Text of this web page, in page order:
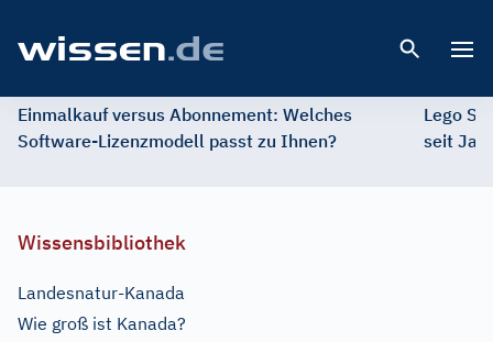
Einmalkauf versus Abonnement: Welches
Software-Lizenzmodell passt zu Ihnen?
Lego
seit
Wissensbibliothek
Landesnatur-Kanada
Wie groß ist Kanada?